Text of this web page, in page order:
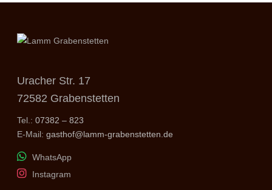
Uracher Str. 17
72582 Grabenstetten
Tel.:07382 – 823
E-Mail:gasthof@lamm-grabenstetten.de
WhatsApp
Instagram